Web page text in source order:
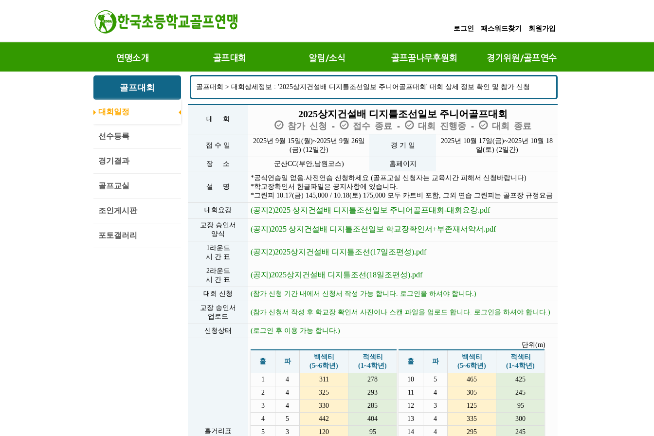
로그인 패스워드찾기 회원가입
연맹소개 골프대회 알림/소식 골프꿈나무후원회 경기위원/골프연수
골프대회
대회일정
선수등록
경기결과
골프교실
조인게시판
포토갤러리
골프대회 > 대회상세정보 : '2025상지건설배 디지틀조선일보 주니어골프대회' 대회 상세 정보 확인 및 참가 신청
대 회 2025상지건설배 디지틀조선일보 주니어골프대회
참가 신청 - 접수 종료 - 대회 진행중 - 대회 종료
접 수 일
2025년 9월 15일(월)~2025년 9월 26일
(금) (12일간)
경 기 일
2025년 10월 17일(금)~2025년 10월 18
일(토) (2일간)
장 소
군산CC(부안,남원코스) 홈페이지
설 명
*공식연습일 없음.사전연습 신청하세요 (골프교실 신청자는 교육시간 피해서 신청바랍니다)
*학교장확인서 한글파일은 공지사항에 있습니다.
*그린피 10.17(금) 145,000 / 10.18(토) 175,000 모두 카트비 포함, 그외 연습 그린피는 골프장 규정요금
대회요강
(공지2)2025 상지건설배 디지틀조선일보 주니어골프대회-대회요강.pdf
교장 승인서
양식
(공지)2025 상지건설배 디지틀조선일보 학교장확인서+부존재서약서.pdf
1라운드
시 간 표
(공지2)2025상지건설배 디지틀조선(17일조편성).pdf
2라운드
시 간 표
(공지)2025상지건설배 디지틀조선(18일조편성).pdf
대회 신청
(참가 신청 기간 내에서 신청서 작성 가능 합니다. 로그인을 하셔야 합니다.)
교장 승인서
업로드
(참가 신청서 작성 후 학교장 확인서 사진이나 스캔 파일을 업로드 합니다. 로그인을 하셔야 합니다.)
신청상태 (로그인 후 이용 가능 합니다.)
홀거리표
단위(m)
홀 파
백색티
(5~6학년)
적색티
(1~4학년)
1
4 311
278
2
4 325
293
3
4 330
285
4
5 442
404
5
3 120 95
홀 파
백색티
(5~6학년)
적색티
(1~4학년)
10
5 465
425
11
4 305
245
12
3 125
95
13
4 335
300
14
4 295 245